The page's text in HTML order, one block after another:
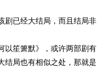
剧已经大结局，而且结局非
以笙箫默》，或许两部剧有
结局也有相似之处，那就是